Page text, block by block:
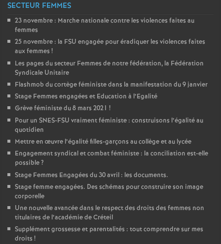
SECTEUR FEMMES
23 novembre : Marche nationale contre les violences faites au
femmes
25 novembre : la FSU engagée pour éradiquer les violences faites
aux femmes !
Les pages du secteur Femmes de notre fédération, la Fédération
Syndicale Unitaire
Flashmob du cortège féministe dans la manifestation du 9 janvier
Stage Femmes engagées et Education à l’Egalité
Grève féministe du 8 mars 2021 !
Pour un SNES-FSU vraiment féministe : construisons l’égalité au
quotidien
Mettre en œuvre l’égalité filles-garçons au collège et au lycée
Engagement syndical et combat féministe : la conciliation est-elle
possible?
Stage Femmes Engagées du 30 avril : les documents.
Stage femme engagées. Des schémas pour construire son image
corporelle
Une nouvelle avancée dans le respect des droits des femmes non
titulaires de l’académie de Créteil
Supplément grossesse et parentalités : tout comprendre sur mes
droits !